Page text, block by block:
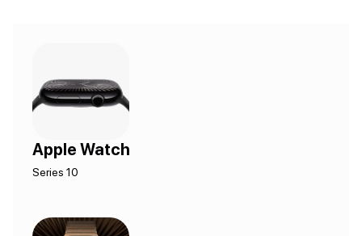
Apple Watch
Series 10